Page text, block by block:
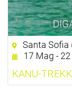
Santa Sofia
17 Mag -
KANU-